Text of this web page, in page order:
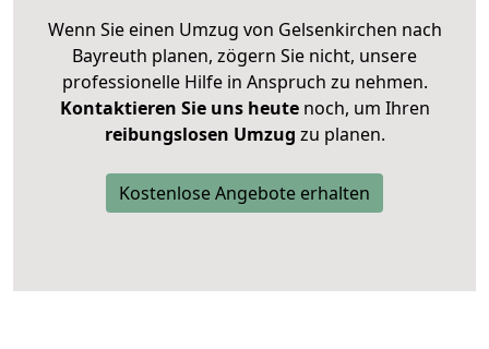
Wenn Sie einen Umzug von Gelsenkirchen nach
Bayreuth planen, zögern Sie nicht, unsere
professionelle Hilfe in Anspruch zu nehmen.
Kontaktieren Sie uns heutenoch, um Ihren
reibungslosen Umzug zu planen.
Kostenlose Angebote erhalten